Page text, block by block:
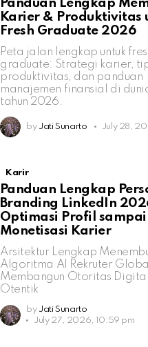
Panduan Lengkap
Karier & Produktivitas
Fresh Graduate 2026
Peta jalan lengkap untuk
graduate: Strategi karier,
produktivitas, dan panduan
manajemen finansial di
tahun 2026.
by Jati Sunarto July 28,
Karir
Panduan Lengkap
Branding LinkedIn
Optimasi Profil sampai
Monetisasi Karier
Arsitektur Lengkap
Algoritma AI Rekruter
Membangun Otoritas
Otentik
by Jati Sunarto
July 27, 2026, 10:59 pm